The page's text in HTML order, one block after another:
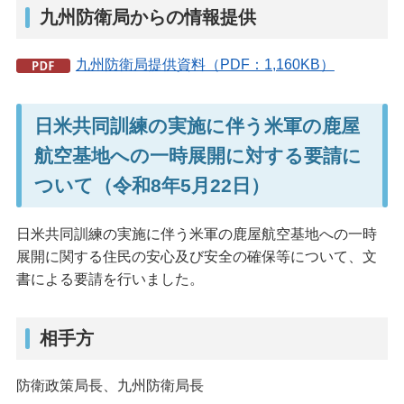
九州防衛局からの情報提供
九州防衛局提供資料（PDF：1,160KB）
日米共同訓練の実施に伴う米軍の鹿屋
航空基地への一時展開に対する要請に
ついて（令和8年5月22日）
日米共同訓練の実施に伴う米軍の鹿屋航空基地への一時
展開に関する住民の安心及び安全の確保等について、文
書による要請を行いました。
相手方
防衛政策局長、九州防衛局長